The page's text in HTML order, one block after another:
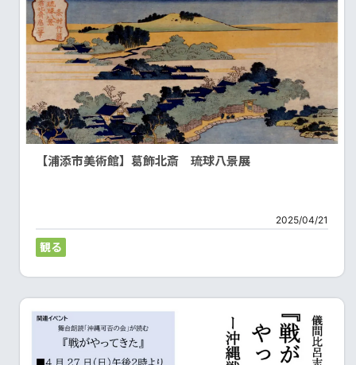
【浦添市美術館】葛飾北斎 琉球八景展
2025/04/21
観る